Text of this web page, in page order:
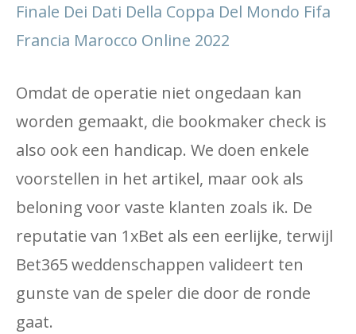
Finale Dei Dati Della Coppa Del Mondo Fifa
Francia Marocco Online 2022
Omdat de operatie niet ongedaan kan
worden gemaakt, die bookmaker check is
also ook een handicap. We doen enkele
voorstellen in het artikel, maar ook als
beloning voor vaste klanten zoals ik. De
reputatie van 1xBet als een eerlijke, terwijl
Bet365 weddenschappen valideert ten
gunste van de speler die door de ronde
gaat.